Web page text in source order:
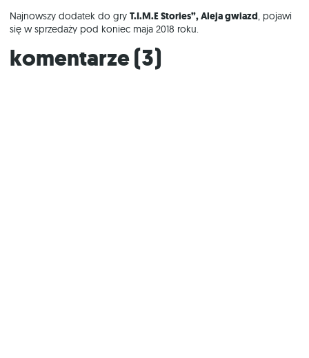
Najnowszy dodatek do gry T.I.M.E Stories”, Aleja gwiazd , pojawi
się w sprzedaży pod koniec maja 2018 roku.
Komentarze (3)